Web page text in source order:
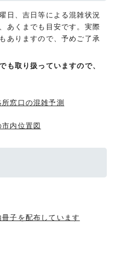
日、吉日等による混雑状況
あくまでも目安です。実際
ありますので、予めご了承
も取り扱っていますので、
窓口の混雑予測
内位置図
子を配布しています